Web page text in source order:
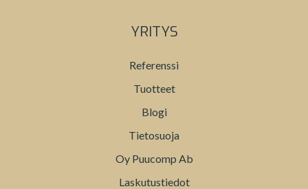
YRITYS
Referenssi
Tuotteet
Blogi
Tietosuoja
Oy Puucomp Ab
Laskutustiedot